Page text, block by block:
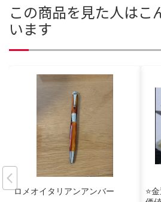
この商品を見た人はこ
います
ロメオイタリアンアンバー
⭐️